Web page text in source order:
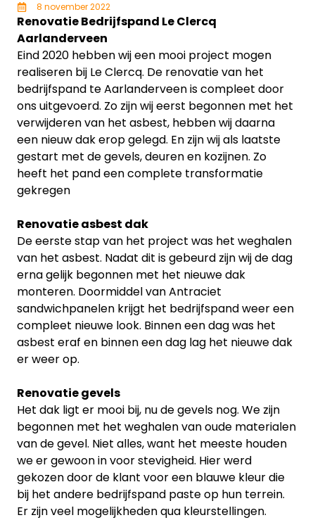
8 november 2022
Renovatie Bedrijfspand Le Clercq
Aarlanderveen
Eind 2020 hebben wij een mooi project mogen
realiseren bij Le Clercq. De renovatie van het
bedrijfspand te Aarlanderveen is compleet door
ons uitgevoerd. Zo zijn wij eerst begonnen met het
verwijderen van het asbest, hebben wij daarna
een nieuw dak erop gelegd. En zijn wij als laatste
gestart met de gevels, deuren en kozijnen. Zo
heeft het pand een complete transformatie
gekregen
Renovatie asbest dak
De eerste stap van het project was het weghalen
van het asbest. Nadat dit is gebeurd zijn wij de dag
erna gelijk begonnen met het nieuwe dak
monteren. Doormiddel van Antraciet
sandwichpanelen krijgt het bedrijfspand weer een
compleet nieuwe look. Binnen een dag was het
asbest eraf en binnen een dag lag het nieuwe dak
er weer op.
Renovatie gevels
Het dak ligt er mooi bij, nu de gevels nog. We zijn
begonnen met het weghalen van oude materialen
van de gevel. Niet alles, want het meeste houden
we er gewoon in voor stevigheid. Hier werd
gekozen door de klant voor een blauwe kleur die
bij het andere bedrijfspand paste op hun terrein.
Er zijn veel mogelijkheden qua kleurstellingen.